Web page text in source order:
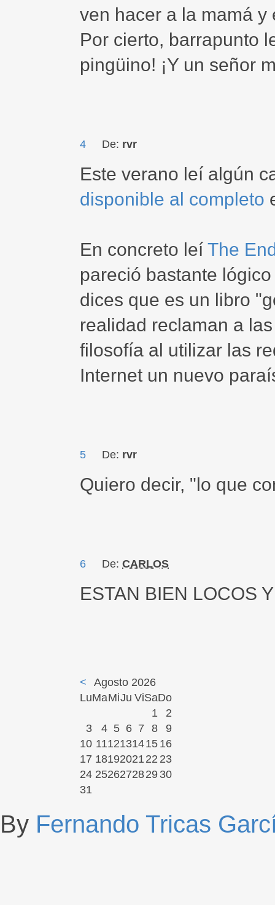
ven hacer a la mamá
Por cierto, barrapunto
pingüino! ¡Y un señor
4 De: rvr
Este verano leí algún
disponible al completo
En concreto leí The
pareció bastante
dices que es un libro
realidad reclaman a
filosofía al utilizar las
Internet un nuevo
5 De: rvr
Quiero decir, "lo que
6 De: CARLOS
ESTAN BIEN LOCOS
<
Agosto 2026
LuMaMiJu ViSaDo
1
2
3
4 5 6 7 8
9
10 1112131415 16
17 18192021 22 23
24 2526272829 30
31
By Fernando Tricas